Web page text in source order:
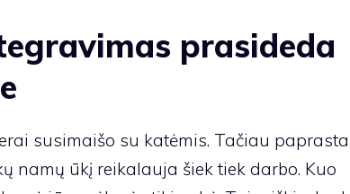
prasideda
susimaišo su katėmis. Tačiau
namų ūkį reikalauja šiek tiek darbo. Kuo